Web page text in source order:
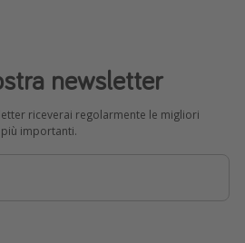
newsletter
riceverai regolarmente le migliori
importanti.